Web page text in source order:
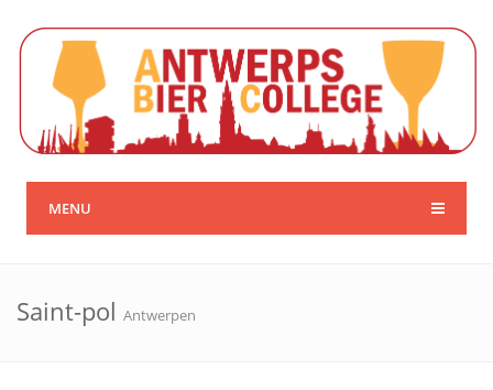
MENU
Saint-pol Antwerpen